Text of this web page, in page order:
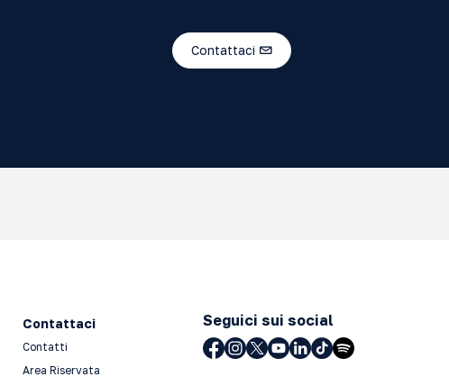
Contattaci
Contattaci
Contatti
Area Riservata
Seguici sui social